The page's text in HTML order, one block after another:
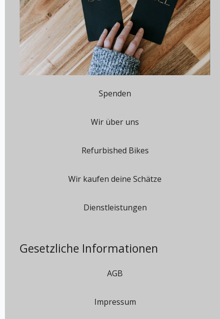
Spenden
Wir über uns
Refurbished Bikes
Wir kaufen deine Schätze
Dienstleistungen
Gesetzliche Informationen
AGB
Impressum